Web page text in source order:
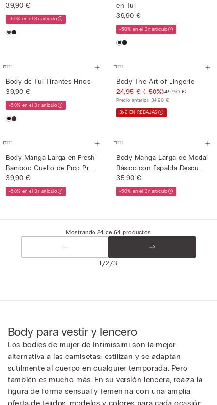
39,90 €
-50% en el 3r artículo
en Tul
39,90 €
-50% en el 3r artículo
Body de Tul Tirantes Finos
39,90 €
-50% en el 3r artículo
Body The Art of Lingerie
24,95 €(-50%)49,90 €
Precio anterior: 34,90 €
3x2 EN REBAJAS
Body Manga Larga en Fresh
Bamboo Cuello de Pico Pr...
39,90 €
-50% en el 3r artículo
Body Manga Larga de Modal
Básico con Espalda Descu...
35,90 €
-50% en el 3r artículo
Mostrando 24 de 64 productos
1/2/3
Body para vestir y lencero
Los bodies de mujer de Intimissimi son la mejor
alternativa a las camisetas: estilizan y se adaptan
sutilmente al cuerpo en cualquier temporada. Pero
también es mucho más. En su versión lencera, realza la
figura de forma sensual y femenina con una amplia
oferta de tejidos, modelos y colores para cada ocasión.